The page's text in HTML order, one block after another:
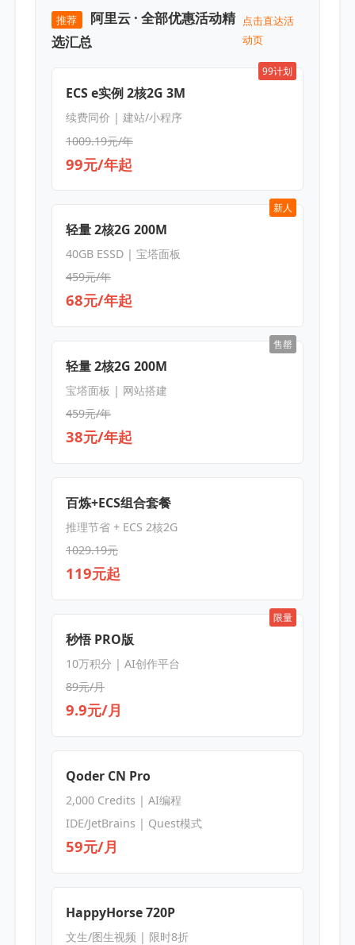
推荐
阿里云 · 全部优惠活动精
选汇总
点击直达活
动页
99计划
ECS e实例 2核2G 3M
续费同价 | 建站/小程序
1009.19元/年
99元/年起
新人
轻量 2核2G 200M
40GB ESSD | 宝塔面板
459元/年
68元/年起
售罄
轻量 2核2G 200M
宝塔面板 | 网站搭建
459元/年
38元/年起
百炼+ECS组合套餐
推理节省 + ECS 2核2G
1029.19元
119元起
限量
秒悟 PRO版
10万积分 | AI创作平台
89元/月
9.9元/月
Qoder CN Pro
2,000 Credits | AI编程
IDE/JetBrains | Quest模式
59元/月
HappyHorse 720P
文生/图生视频 | 限时8折